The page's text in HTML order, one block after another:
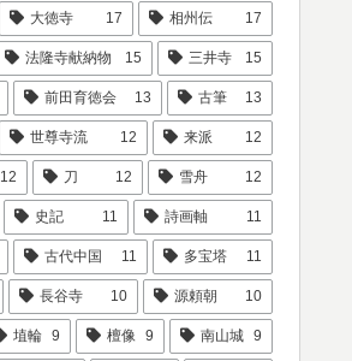
大徳寺 17 相州伝 17
法隆寺献納物 15 三井寺 15
前田育徳会 13 古筆 13
世尊寺流 12 来派 12
12 刀 12 雪舟 12
史記 11 詩画軸 11
古代中国 11 多宝塔 11
長谷寺 10 源頼朝 10
埴輪 9 檀像 9 南山城 9